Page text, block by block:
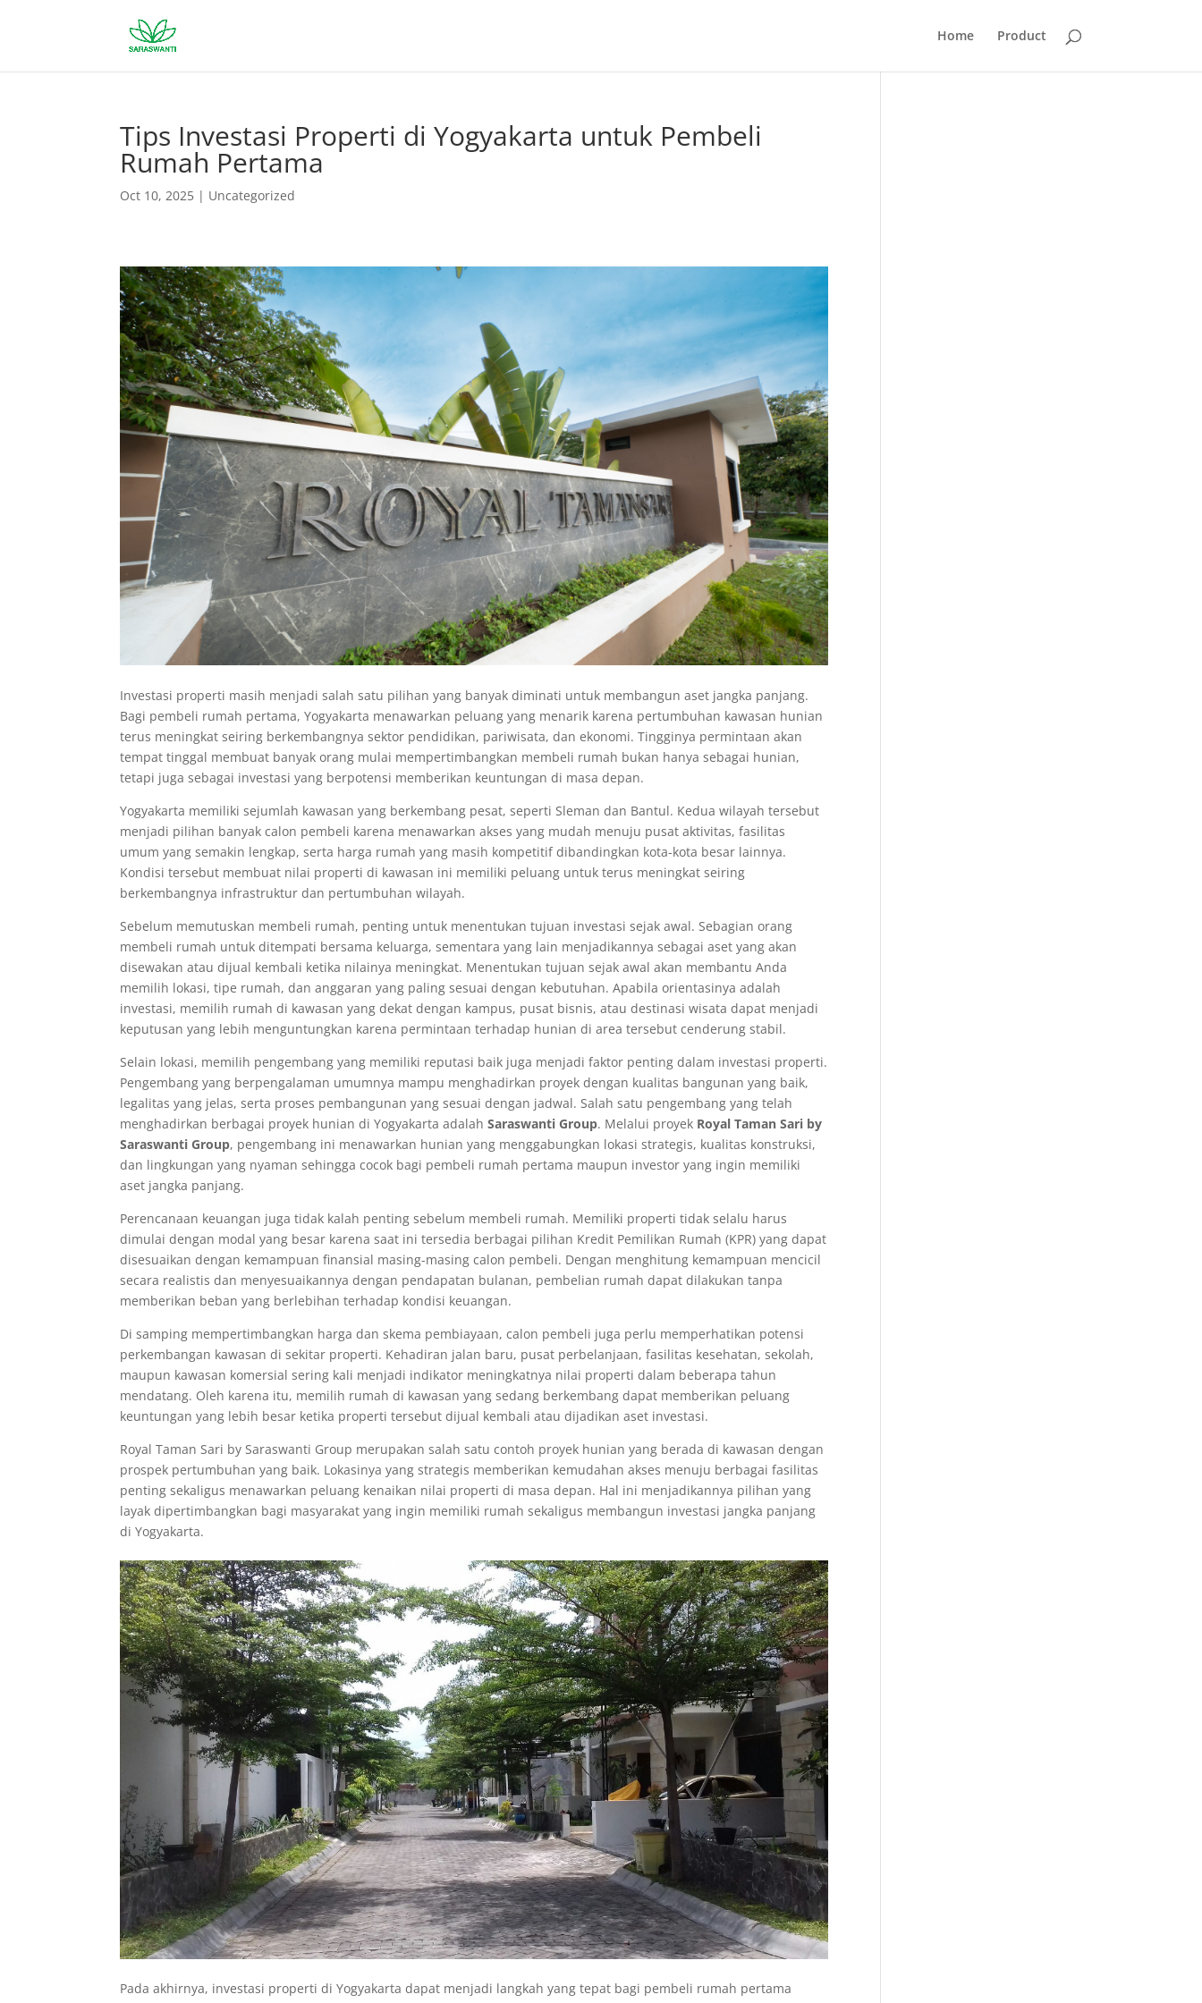
Home Product
Tips Investasi Properti di Yogyakarta untuk Pembeli
Rumah Pertama
Oct 10, 2025 | Uncategorized
Investasi properti masih menjadi salah satu pilihan yang banyak diminati untuk membangun aset jangka panjang.
Bagi pembeli rumah pertama, Yogyakarta menawarkan peluang yang menarik karena pertumbuhan kawasan hunian
terus meningkat seiring berkembangnya sektor pendidikan, pariwisata, dan ekonomi. Tingginya permintaan akan
tempat tinggal membuat banyak orang mulai mempertimbangkan membeli rumah bukan hanya sebagai hunian,
tetapi juga sebagai investasi yang berpotensi memberikan keuntungan di masa depan.
Yogyakarta memiliki sejumlah kawasan yang berkembang pesat, seperti Sleman dan Bantul. Kedua wilayah tersebut
menjadi pilihan banyak calon pembeli karena menawarkan akses yang mudah menuju pusat aktivitas, fasilitas
umum yang semakin lengkap, serta harga rumah yang masih kompetitif dibandingkan kota-kota besar lainnya.
Kondisi tersebut membuat nilai properti di kawasan ini memiliki peluang untuk terus meningkat seiring
berkembangnya infrastruktur dan pertumbuhan wilayah.
Sebelum memutuskan membeli rumah, penting untuk menentukan tujuan investasi sejak awal. Sebagian orang
membeli rumah untuk ditempati bersama keluarga, sementara yang lain menjadikannya sebagai aset yang akan
disewakan atau dijual kembali ketika nilainya meningkat. Menentukan tujuan sejak awal akan membantu Anda
memilih lokasi, tipe rumah, dan anggaran yang paling sesuai dengan kebutuhan. Apabila orientasinya adalah
investasi, memilih rumah di kawasan yang dekat dengan kampus, pusat bisnis, atau destinasi wisata dapat menjadi
keputusan yang lebih menguntungkan karena permintaan terhadap hunian di area tersebut cenderung stabil.
Selain lokasi, memilih pengembang yang memiliki reputasi baik juga menjadi faktor penting dalam investasi properti.
Pengembang yang berpengalaman umumnya mampu menghadirkan proyek dengan kualitas bangunan yang baik,
legalitas yang jelas, serta proses pembangunan yang sesuai dengan jadwal. Salah satu pengembang yang telah
menghadirkan berbagai proyek hunian di Yogyakarta adalahSaraswanti Group. Melalui proyek Royal Taman Sari by
Saraswanti Group, pengembang ini menawarkan hunian yang menggabungkan lokasi strategis, kualitas konstruksi,
dan lingkungan yang nyaman sehingga cocok bagi pembeli rumah pertama maupun investor yang ingin memiliki
aset jangka panjang.
Perencanaan keuangan juga tidak kalah penting sebelum membeli rumah. Memiliki properti tidak selalu harus
dimulai dengan modal yang besar karena saat ini tersedia berbagai pilihan Kredit Pemilikan Rumah (KPR) yang dapat
disesuaikan dengan kemampuan finansial masing-masing calon pembeli. Dengan menghitung kemampuan mencicil
secara realistis dan menyesuaikannya dengan pendapatan bulanan, pembelian rumah dapat dilakukan tanpa
memberikan beban yang berlebihan terhadap kondisi keuangan.
Di samping mempertimbangkan harga dan skema pembiayaan, calon pembeli juga perlu memperhatikan potensi
perkembangan kawasan di sekitar properti. Kehadiran jalan baru, pusat perbelanjaan, fasilitas kesehatan, sekolah,
maupun kawasan komersial sering kali menjadi indikator meningkatnya nilai properti dalam beberapa tahun
mendatang. Oleh karena itu, memilih rumah di kawasan yang sedang berkembang dapat memberikan peluang
keuntungan yang lebih besar ketika properti tersebut dijual kembali atau dijadikan aset investasi.
Royal Taman Sari by Saraswanti Group merupakan salah satu contoh proyek hunian yang berada di kawasan dengan
prospek pertumbuhan yang baik. Lokasinya yang strategis memberikan kemudahan akses menuju berbagai fasilitas
penting sekaligus menawarkan peluang kenaikan nilai properti di masa depan. Hal ini menjadikannya pilihan yang
layak dipertimbangkan bagi masyarakat yang ingin memiliki rumah sekaligus membangun investasi jangka panjang
di Yogyakarta.
Pada akhirnya, investasi properti di Yogyakarta dapat menjadi langkah yang tepat bagi pembeli rumah pertama